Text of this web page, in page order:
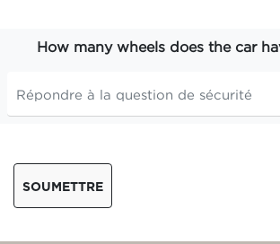
How many wheels does the car
SOUMETTRE